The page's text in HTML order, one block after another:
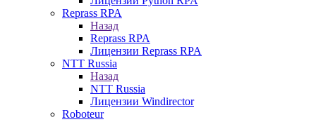
Reprass RPA
Назад
Reprass RPA
Лицензии Reprass RPA
NTT Russia
Назад
NTT Russia
Лицензии Windirector
Roboteur